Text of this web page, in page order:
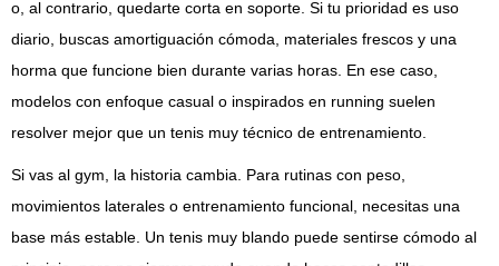
o, al contrario, quedarte corta en soporte. Si tu prioridad es uso
diario, buscas amortiguación cómoda, materiales frescos y una
horma que funcione bien durante varias horas. En ese caso,
modelos con enfoque casual o inspirados en running suelen
resolver mejor que un tenis muy técnico de entrenamiento.
Si vas al gym, la historia cambia. Para rutinas con peso,
movimientos laterales o entrenamiento funcional, necesitas una
base más estable. Un tenis muy blando puede sentirse cómodo al